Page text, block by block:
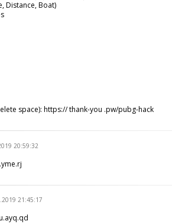
Distance, Boat)
space): https:// thank-you .pw/pubg-hack
20:59:32
21:45:17